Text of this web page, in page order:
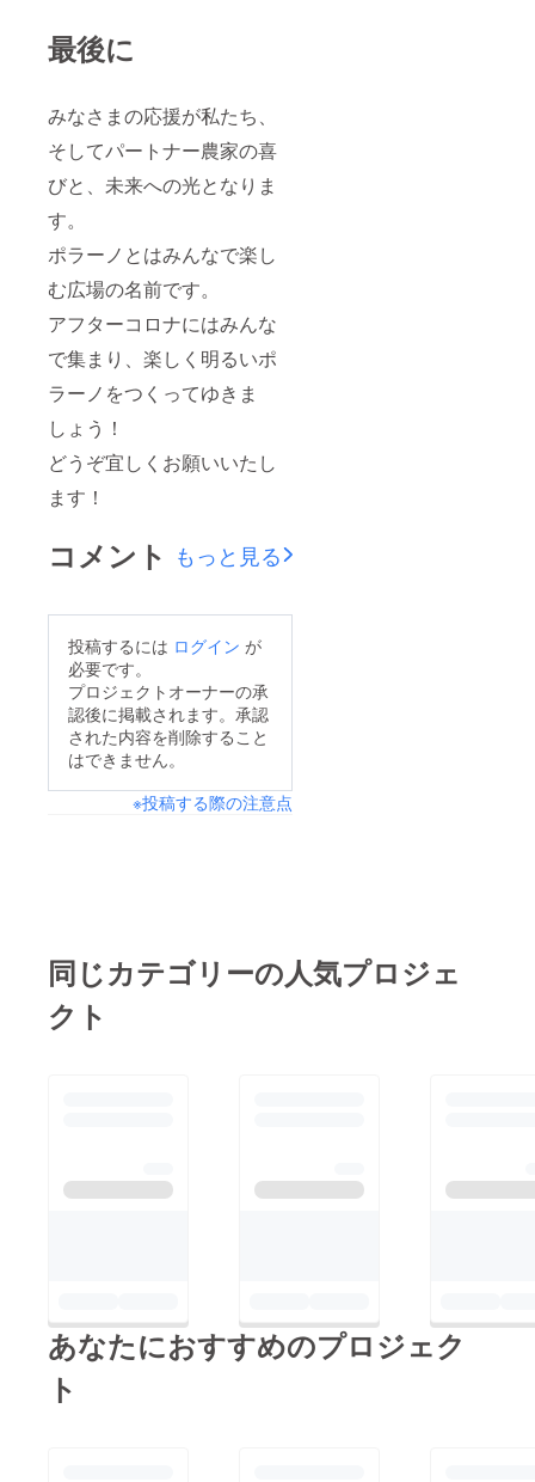
最後に
みなさまの応援が私たち、
そしてパートナー農家の喜
びと、未来への光となりま
す。
ポラーノとはみんなで楽し
む広場の名前です。
アフターコロナにはみんな
で集まり、楽しく明るいポ
ラーノをつくってゆきま
しょう！
どうぞ宜しくお願いいたし
ます！
コメント もっと見る
投稿するには ログイン が
必要です。
プロジェクトオーナーの承
認後に掲載されます。承認
された内容を削除すること
はできません。
※投稿する際の注意点
同じカテゴリーの人気プロジェ
クト
あなたにおすすめのプロジェク
ト